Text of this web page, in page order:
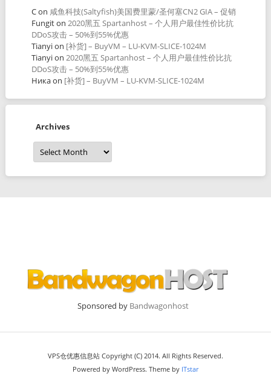
Con 咸鱼科技(Saltyfish)美国费里蒙/圣何塞CN2 GIA – 促销
Fungiton 2020黑五 Spartanhost – 个人用户最佳性价比抗
DDoS攻击 – 50%到55%优惠
Tianyion [补货] – BuyVM – LU-KVM-SLICE-1024M
Tianyion 2020黑五 Spartanhost – 个人用户最佳性价比抗
DDoS攻击 – 50%到55%优惠
Никаon [补货] – BuyVM – LU-KVM-SLICE-1024M
Archives
Archives
Sponsored by Bandwagonhost
VPS仓优惠信息站 Copyright (C) 2014. All Rights Reserved.
Powered by WordPress. Theme by ITstar